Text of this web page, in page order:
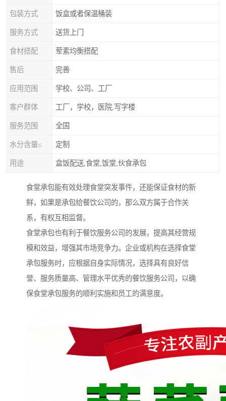
包装方式 饭盒或者保温桶装
服务方式 送货上门
食材搭配 荤素均衡搭配
售后 完善
应用范围 学校、公司、工厂
客户群体 工厂，学校，医院,写字楼
服务范围 全国
水分含量≤ 定制
用途 盒饭配送,食堂,饭堂,伙食承包
食堂承包能有效处理食堂突发事件，还能保证食材的新
鲜，如果是承包给餐饮公司的，那么双方属于合作关
系，有权互相监督。
食堂承包也有利于餐饮服务公司的发展，提高其经营规
模和效益，增强其市场竞争力。企业或机构在选择食堂
承包服务时，应根据自身实际情况，选择具有良好信
誉、服务质量高、管理水平优秀的餐饮服务公司，以确
保食堂承包服务的顺利实施和员工的满意度。